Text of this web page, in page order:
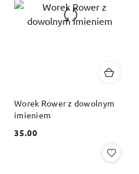
Worek Rower z dowolnym
imieniem
Cena:
35.00